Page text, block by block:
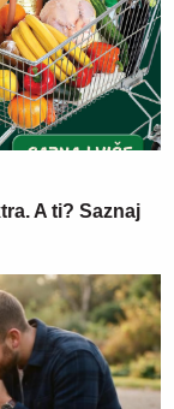
A ti? Saznaj